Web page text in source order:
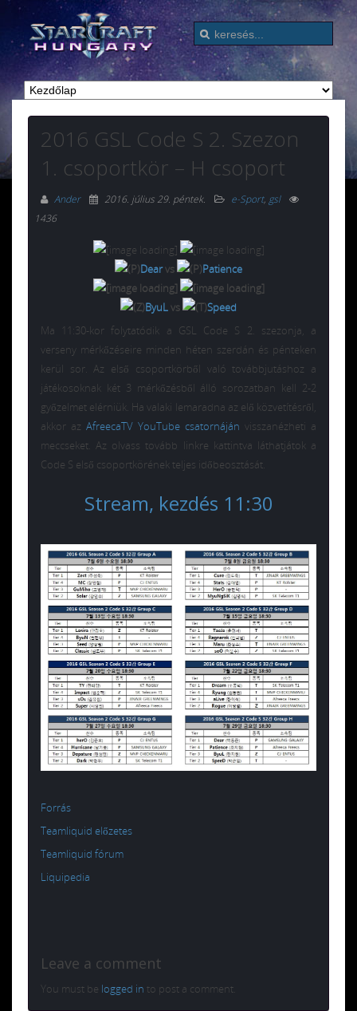
2016 GSL Code S 2. Szezon
1. csoportkör – H csoport
Ander 2016. július 29. péntek. e-Sport, gsl
1436
Dearvs Patience
ByuLvs
Speed
Ma 11:30-kor folytatódik a GSL Code S 2. szezonja, a
verseny mérkőzéseire minden héten szerdán és pénteken
kerül sor. Az első csoportkörből való továbbjutáshoz a
játékosoknak két 3 mérkőzésből álló sorozatban kell 2-2
győzelmet elérniük. Ha valaki lemaradna az elő közvetítésről,
akkor az AfreecaTV YouTube csatornáján visszanézheti a
meccseket. Az olvass tovább linkre kattintva láthatjátok a
Code S első csoportkörének teljes időbeosztását.
Stream, kezdés 11:30
Forrás
Teamliquid előzetes
Teamliquid fórum
Liquipedia
Leave a comment
You must be logged in to post a comment.